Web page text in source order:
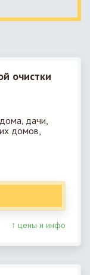
очистки
дачи,
домов,
↑ цены и инфо